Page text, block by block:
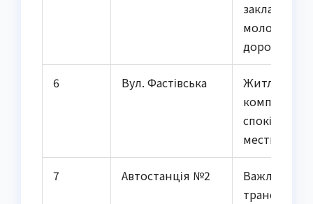
закладання
молоді й
дорослих
6 Вул. Фастівська
Житлові
комплекси,
спокійна
местина
7 Автостанція №2
Важливий